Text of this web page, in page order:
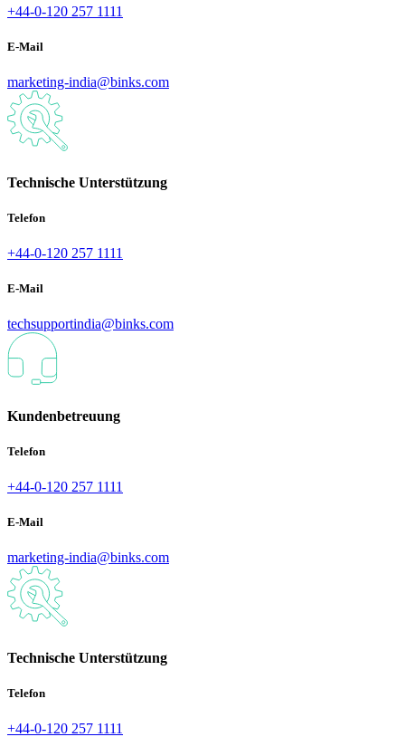
+44-0-120 257 1111
E-Mail
marketing-india@binks.com
Technische Unterstützung
Telefon
+44-0-120 257 1111
E-Mail
techsupportindia@binks.com
Kundenbetreuung
Telefon
+44-0-120 257 1111
E-Mail
marketing-india@binks.com
Technische Unterstützung
Telefon
+44-0-120 257 1111